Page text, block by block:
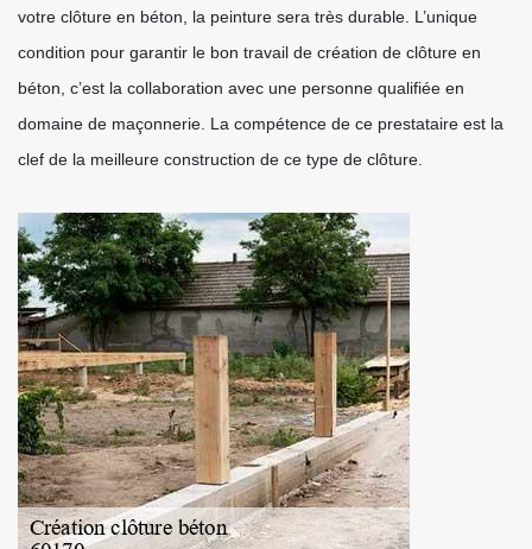
votre clôture en béton, la peinture sera très durable. L’unique
condition pour garantir le bon travail de création de clôture en
béton, c’est la collaboration avec une personne qualifiée en
domaine de maçonnerie. La compétence de ce prestataire est la
clef de la meilleure construction de ce type de clôture.